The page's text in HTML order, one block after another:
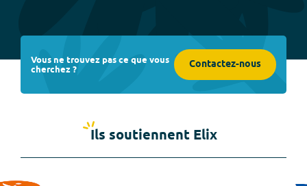
Vous ne trouvez pas ce que vous
cherchez ? Contactez-nous
Ils soutiennent Elix